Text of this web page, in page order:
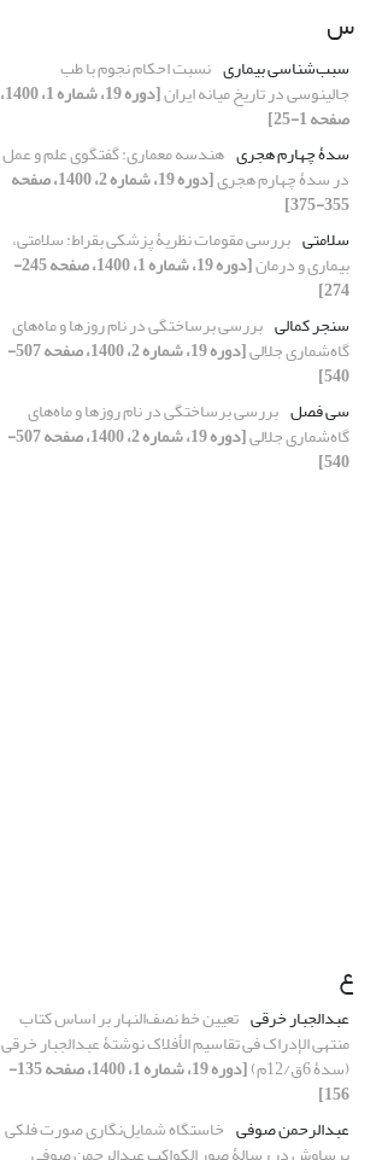
س
سبب‌شناسی بیماری نسبت احکام نجوم با طب
جالینوسی در تاریخ میانه ایران [دوره 19، شماره 1، 1400،
صفحه 1-25]
سدۀ چهارم هجری هندسه معماری: گفتگوی علم و عمل
در سدۀ چهارم هجری [دوره 19، شماره 2، 1400، صفحه
355-375]
سلامتی بررسی مقومات نظریۀ پزشکی بقراط: سلامتی،
بیماری و درمان [دوره 19، شماره 1، 1400، صفحه 245-
274]
سنجر کمالی بررسی برساختگی در نام روزها و ماه‌های
گاه‌شماری جلالی [دوره 19، شماره 2، 1400، صفحه 507-
540]
سی فصل بررسی برساختگی در نام روزها و ماه‌های
گاه‌شماری جلالی [دوره 19، شماره 2، 1400، صفحه 507-
540]
ع
عبدالجبار خرقی تعیین خط نصف‌النهار بر اساس کتاب
منتهی الإدراک فی تقاسیم الأفلاک نوشتۀ عبدالجبار خرقی
(سدۀ 6ق/12م) [دوره 19، شماره 1، 1400، صفحه 135-
156]
عبدالرحمن صوفی خاستگاه شمایل‌‌نگاری صورت فلکی